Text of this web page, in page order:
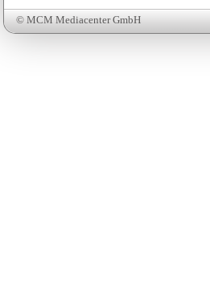
© MCM Mediacenter GmbH